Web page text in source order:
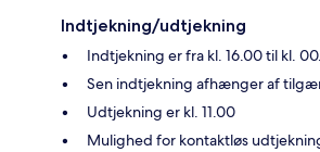
Indtjekning/udtjekning
Indtjekning er fra kl. 16.00 til kl.
Sen indtjekning afhænger af
Udtjekning er kl. 11.00
Mulighed for kontaktløs